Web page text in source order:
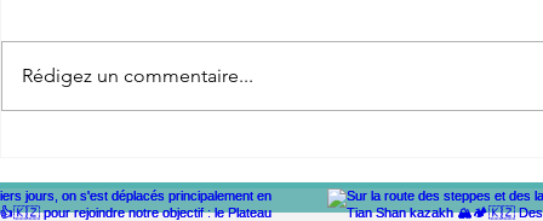
semaine à vélo avec bébé
Clem
famille en
Rédigez un commentaire...